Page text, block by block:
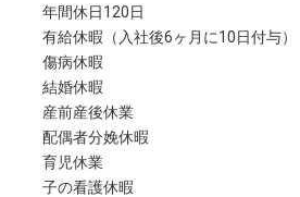
年間休日120日
有給休暇（入社後6ヶ月に10日付与）
傷病休暇
結婚休暇
産前産後休業
配偶者分娩休暇
育児休業
子の看護休暇